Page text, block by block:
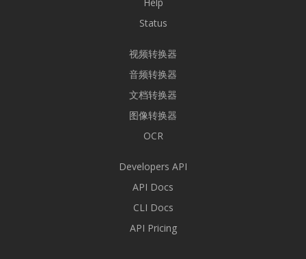
Status
视频转换器
音频转换器
文档转换器
图像转换器
OCR
Developers API
API Docs
CLI Docs
API Pricing